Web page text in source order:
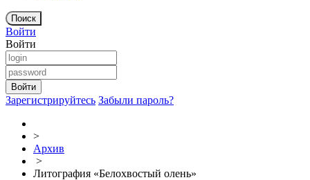
Войти
Войти
Зарегистрируйтесь Забыли пароль?
>
Архив
>
Литография «Белохвостый олень»